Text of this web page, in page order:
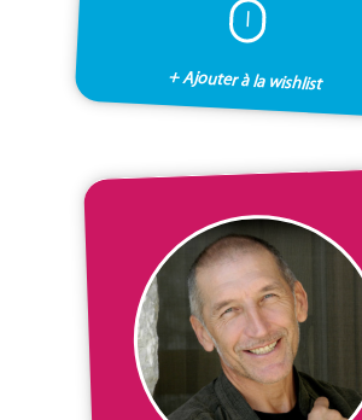
I
+ Ajouter à la wishlist